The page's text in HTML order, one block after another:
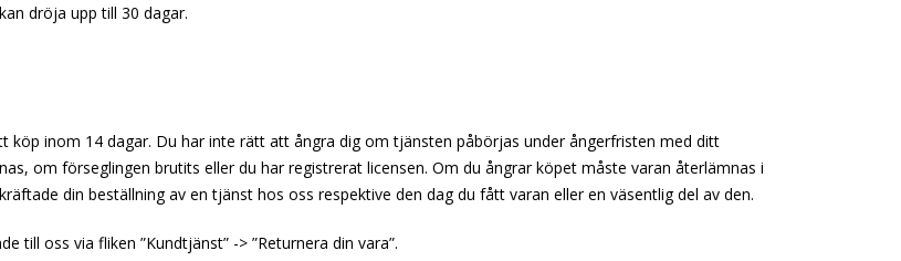
dröja upp till 30 dagar.
inom 14 dagar. Du har inte rätt att ångra dig om tjänsten påbörjas under ångerfristen med ditt
om förseglingen brutits eller du har registrerat licensen. Om du ångrar köpet måste varan återlämnas i
din beställning av en tjänst hos oss respektive den dag du fått varan eller en väsentlig del av den.
till oss via fliken ”Kundtjänst” -> ”Returnera din vara”.